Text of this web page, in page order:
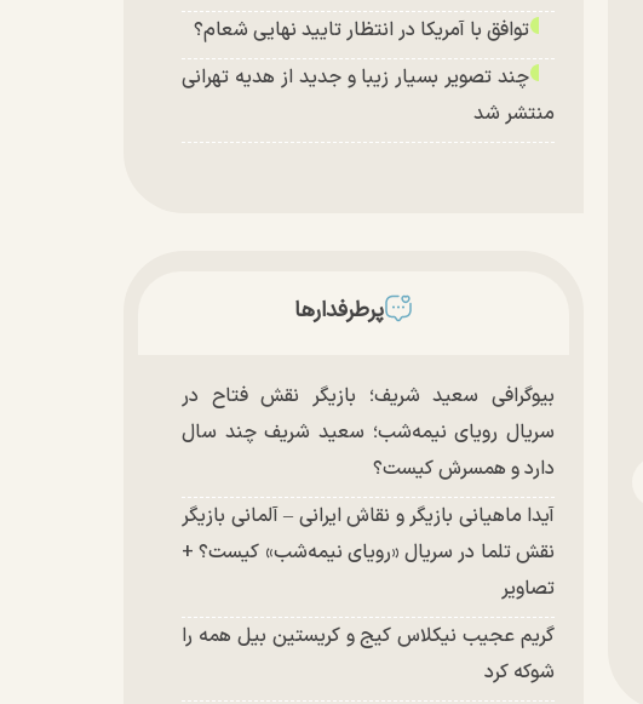
توافق با آمریکا در انتظار تایید نهایی شعام؟
چند تصویر بسیار زیبا و جدید از هدیه تهرانی
منتشر شد
پرطرفدارها
بیوگرافی سعید شریف؛ بازیگر نقش فتاح در
سریال رویای نیمه‌شب؛ سعید شریف چند سال
دارد و همسرش کیست؟
آیدا ماهیانی بازیگر و نقاش ایرانی – آلمانی بازیگر
نقش تلما در سریال «رویای نیمه‌شب» کیست؟ +
تصاویر
گریم عجیب نیکلاس کیج و کریستین بیل همه را
شوکه کرد